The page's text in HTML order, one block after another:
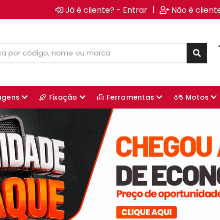
Já é cliente? - Entrar | Não é
Fixação Ferramentas Motos